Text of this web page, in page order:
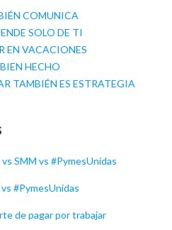
COMUNICA
SOLO DE TI
EN VACACIONES
HECHO
TAMBIÉN ES ESTRATEGIA
SMM vs #PymesUnidas
#PymesUnidas
de pagar por trabajar